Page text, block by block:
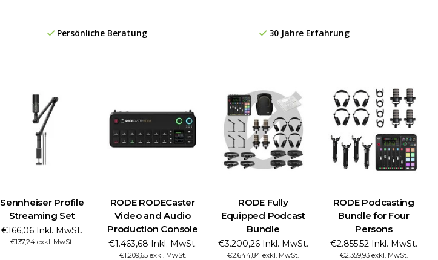
Persönliche Beratung 30 Jahre Erfahrung
Sennheiser Profile
Streaming Set
€166,06 Inkl. MwSt.
€137,24 exkl. MwSt.
RODE RODECaster
Video and Audio
Production Console
€1.463,68 Inkl. MwSt.
€1.209,65 exkl. MwSt.
RODE Fully
Equipped Podcast
Bundle
€3.200,26 Inkl. MwSt.
€2.644,84 exkl. MwSt.
RODE Podcasting
Bundle for Four
Persons
€2.855,52 Inkl. MwSt.
€2.359,93 exkl. MwSt.